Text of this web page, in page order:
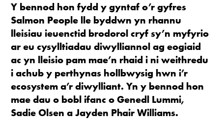
Y bennod hon fydd y gyntaf o’r gyfres
Salmon People lle byddwn yn rhannu
lleisiau ieuenctid brodorol cryf sy’n myfyrio
ar eu cysylltiadau diwylliannol ag eogiaid
ac yn lleisio pam mae’n rhaid i ni weithredu
i achub y perthynas hollbwysig hwn i’r
ecosystem a’r diwylliant. Yn y bennod hon
mae dau o bobl ifanc o Genedl Lummi,
Sadie Olsen a Jayden Phair Williams.